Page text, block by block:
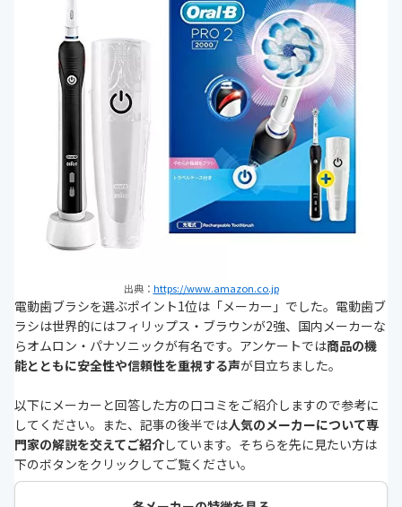
出典： https://www.amazon.co.jp
電動歯ブラシを選ぶポイント1位は「メーカー」でした。電動歯ブ
ラシは世界的にはフィリップス・ブラウンが2強、国内メーカーな
らオムロン・パナソニックが有名です。アンケートでは商品の機
能とともに安全性や信頼性を重視する声が目立ちました。
以下にメーカーと回答した方の口コミをご紹介しますので参考に
してください。また、記事の後半では人気のメーカーについて専
門家の解説を交えてご紹介しています。そちらを先に見たい方は
下のボタンをクリックしてご覧ください。